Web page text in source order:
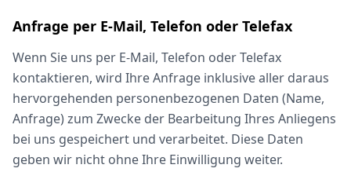
Anfrage per E-Mail, Telefon oder Telefax
Wenn Sie uns per E-Mail, Telefon oder Telefax
kontaktieren, wird Ihre Anfrage inklusive aller daraus
hervorgehenden personenbezogenen Daten (Name,
Anfrage) zum Zwecke der Bearbeitung Ihres Anliegens
bei uns gespeichert und verarbeitet. Diese Daten
geben wir nicht ohne Ihre Einwilligung weiter.